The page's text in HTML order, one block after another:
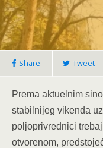
Share Tweet
Prema aktuelnim
stabilnijeg vikenda
poljoprivrednici
otvorenom,